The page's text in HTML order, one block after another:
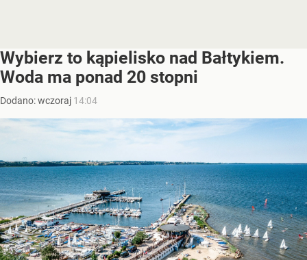
Wybierz to kąpielisko nad Bałtykiem.
Woda ma ponad 20 stopni
Dodano:wczoraj 14:04